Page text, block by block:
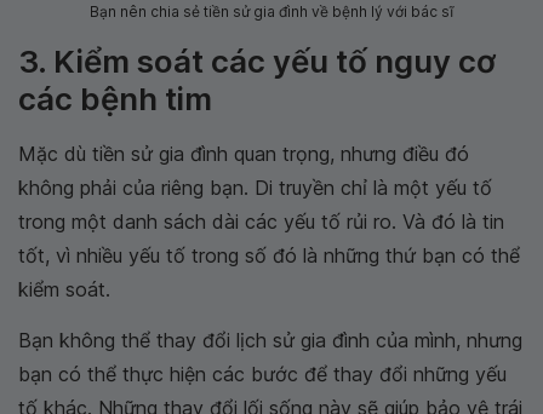
Bạn nên chia sẻ tiền sử gia đình về bệnh lý với bác sĩ
3. Kiểm soát các yếu tố nguy cơ
các bệnh tim
Mặc dù tiền sử gia đình quan trọng, nhưng điều đó
không phải của riêng bạn. Di truyền chỉ là một yếu tố
trong một danh sách dài các yếu tố rủi ro. Và đó là tin
tốt, vì nhiều yếu tố trong số đó là những thứ bạn có thể
kiểm soát.
Bạn không thể thay đổi lịch sử gia đình của mình, nhưng
bạn có thể thực hiện các bước để thay đổi những yếu
tố khác. Những thay đổi lối sống này sẽ giúp bảo vệ trái